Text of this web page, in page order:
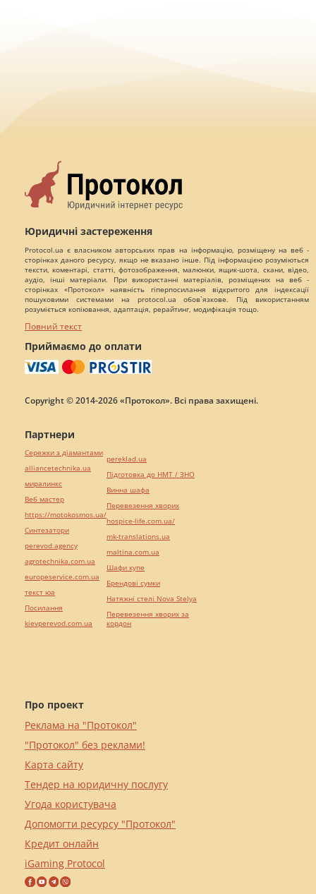
Юридичні застереження
Protocol.ua є власником авторських прав на інформацію, розміщену на веб -
сторінках даного ресурсу, якщо не вказано інше. Під інформацією розуміються
тексти, коментарі, статті, фотозображення, малюнки, ящик-шота, скани, відео,
аудіо, інші матеріали. При використанні матеріалів, розміщених на веб -
сторінках «Протокол» наявність гіперпосилання відкритого для індексації
пошуковими системами на protocol.ua обов`язкове. Під використанням
розуміється копіювання, адаптація, рерайтинг, модифікація тощо.
Повний текст
Приймаємо до оплати
Copyright © 2014-2026 «Протокол». Всі права захищені.
Про проект
Реклама на "Протокол"
"Протокол" без реклами!
Карта сайту
Тендер на юридичну послугу
Угода користувача
Допомогти ресурсу "Протокол"
Кредит онлайн
iGaming Protocol
Партнери
Сережки з діамантами
alliancetechnika.ua
миралинкс
Веб мастер
https://motokosmos.ua/
Синтезатори
perevod.agency
agrotechnika.com.ua
europeservice.com.ua
текст юа
Посилання
kievperevod.com.ua
pereklad.ua
Підготовка до НМТ / ЗНО
Винна шафа
Перевезення хворих
hospice-life.com.ua/
mk-translations.ua
maltina.com.ua
Шафи купе
Брендові сумки
Натяжні стелі Nova Stelya
Перевезення хворих за
кордон